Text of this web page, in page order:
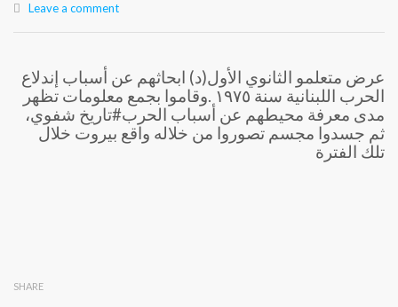
Leave a comment
عرض متعلمو الثانوي الأول(د) ابحاثهم عن أسباب إندلاع
الحرب اللبنانية سنة ١٩٧٥ .وقاموا بجمع معلومات تظهر
مدى معرفة محيطهم عن أسباب الحرب#تاريخ شفوي،
ثم جسدوا مجسم تصوروا من خلاله واقع بيروت خلال
تلك الفترة
SHARE